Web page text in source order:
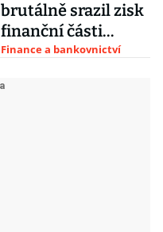
brutálně srazil zisk
finanční části
skupiny PPF
Finance a bankovnictví